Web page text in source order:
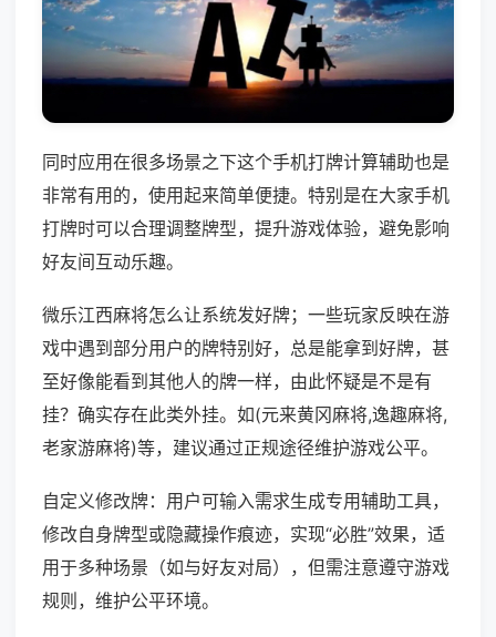
同时应用在很多场景之下这个手机打牌计算辅助也是
非常有用的，使用起来简单便捷。特别是在大家手机
打牌时可以合理调整牌型，提升游戏体验，避免影响
好友间互动乐趣。
微乐江西麻将怎么让系统发好牌；一些玩家反映在游
戏中遇到部分用户的牌特别好，总是能拿到好牌，甚
至好像能看到其他人的牌一样，由此怀疑是不是有
挂？确实存在此类外挂。如(元来黄冈麻将,逸趣麻将,
老家游麻将)等，建议通过正规途径维护游戏公平。
自定义修改牌：用户可输入需求生成专用辅助工具，
修改自身牌型或隐藏操作痕迹，实现“必胜”效果，适
用于多种场景（如与好友对局），但需注意遵守游戏
规则，维护公平环境。